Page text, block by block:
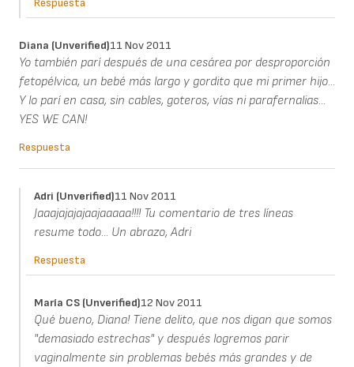
Respuesta
Diana (unverified)11 Nov 2011
Yo también parí después de una cesárea por desproporción
fetopélvica, un bebé más largo y gordito que mi primer hijo...
Y lo parí en casa, sin cables, goteros, vías ni parafernalias...
YES WE CAN!
Respuesta
Adri (unverified)11 Nov 2011
Jaaajajajajaajaaaaa!!!! Tu comentario de tres líneas
resume todo... Un abrazo, Adri
Respuesta
María CS (unverified)12 Nov 2011
Qué bueno, Diana! Tiene delito, que nos digan que somos
"demasiado estrechas" y después logremos parir
vaginalmente sin problemas bebés más grandes y de